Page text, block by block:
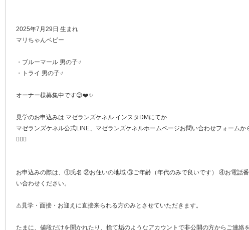
2025年7月29日 生まれ
マリちゃんベビー
・ブルーマール 男の子♂
・トライ 男の子♂
オーナー様募集中です😊❤️✨
見学のお申込みは マゼランズケネル インスタDMにてか
マゼランズケネル公式LINE、マゼランズケネルホームページお問い合わせフォームか
🙋🏻‍♀️
お申込みの際は、①氏名 ②お住いの地域 ③ご年齢（年代のみで良いです） ④お電話番
い合わせください。
⚠️見学・面接・お迎えに直接来られる方のみとさせていただきます。
たまに、値段だけを聞かれたり、捨て垢のようなアカウントで非公開の方からご連絡